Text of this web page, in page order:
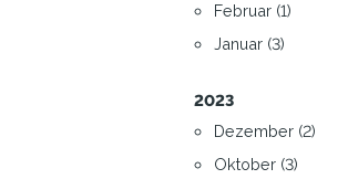
Februar (1)
Januar (3)
2023
Dezember (2)
Oktober (3)